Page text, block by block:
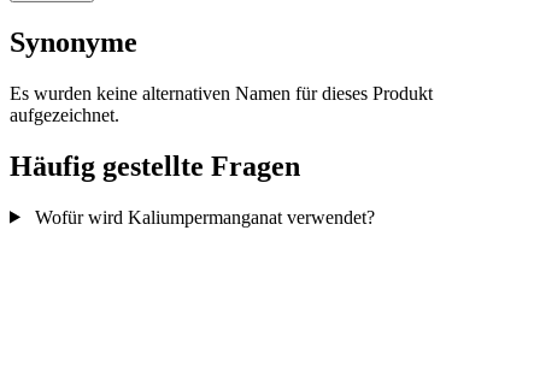
Synonyme
Es wurden keine alternativen Namen für dieses Produkt
aufgezeichnet.
Häufig gestellte Fragen
Wofür wird Kaliumpermanganat verwendet?